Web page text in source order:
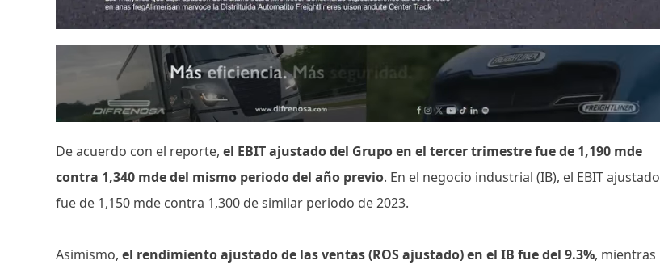
De acuerdo con el reporte,el EBIT ajustado del Grupo en el tercer trimestre fue de 1,190 mde
contra 1,340 mde del mismo periodo del año previo. En el negocio industrial (IB), el EBIT ajustado
fue de 1,150 mde contra 1,300 de similar periodo de 2023.
Asimismo,el rendimiento ajustado de las ventas (ROS ajustado) en el IB fue del 9.3%, mientras